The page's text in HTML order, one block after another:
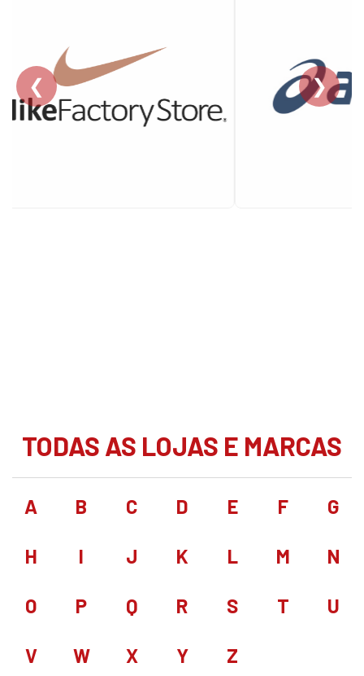
❮ ❯
TODAS AS LOJAS E MARCAS
A B C D E F G
H I J K L M N
O P Q R S T U
V W X Y Z